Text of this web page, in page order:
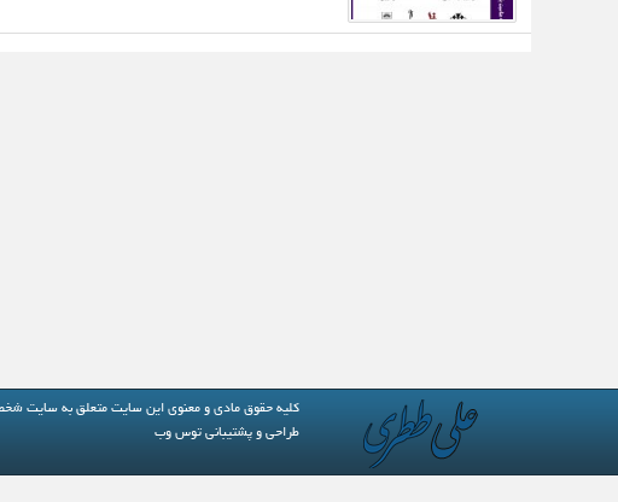
کلیه حقوق مادی و معنوی این سایت متعلق به سایت
طراحی و پشتیبانی توس وب